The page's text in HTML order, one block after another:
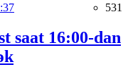
531
saat 16:00-dan